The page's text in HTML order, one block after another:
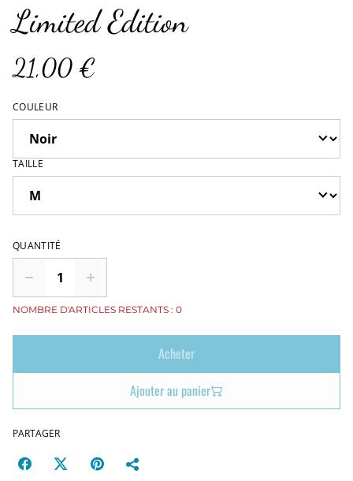
Limited Edition
21,00 €
COULEUR
TAILLE
QUANTITÉ
NOMBRE D'ARTICLES RESTANTS : 0
Acheter
Ajouter au panier
PARTAGER